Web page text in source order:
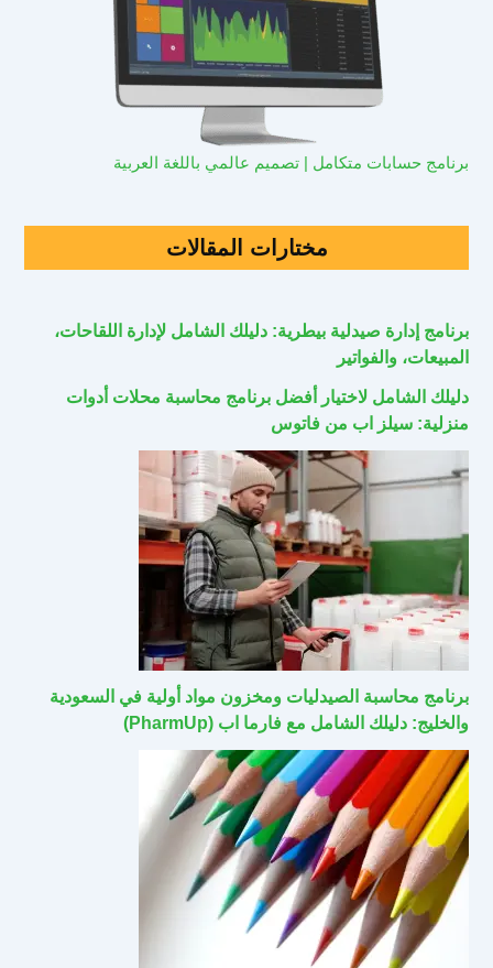
برنامج حسابات متكامل | تصميم عالمي باللغة العربية
مختارات المقالات
برنامج إدارة صيدلية بيطرية: دليلك الشامل لإدارة اللقاحات،
المبيعات، والفواتير
دليلك الشامل لاختيار أفضل برنامج محاسبة محلات أدوات
منزلية: سيلز اب من فاتوس
برنامج محاسبة الصيدليات ومخزون مواد أولية في السعودية
والخليج: دليلك الشامل مع فارما اب (PharmUp)